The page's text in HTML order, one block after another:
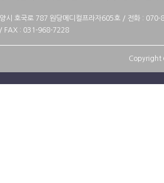
시 호국로 787 원당메디컬프라자605호 / 전화 :
/ FAX : 031-968-7228